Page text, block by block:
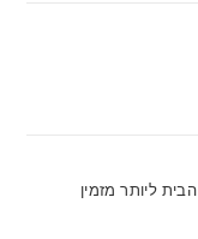
ליותר מזמין